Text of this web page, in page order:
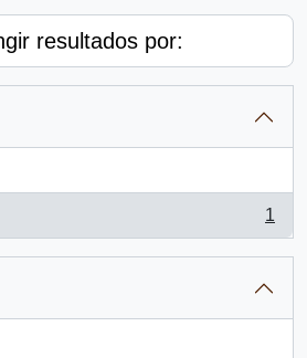
resultados por:
1